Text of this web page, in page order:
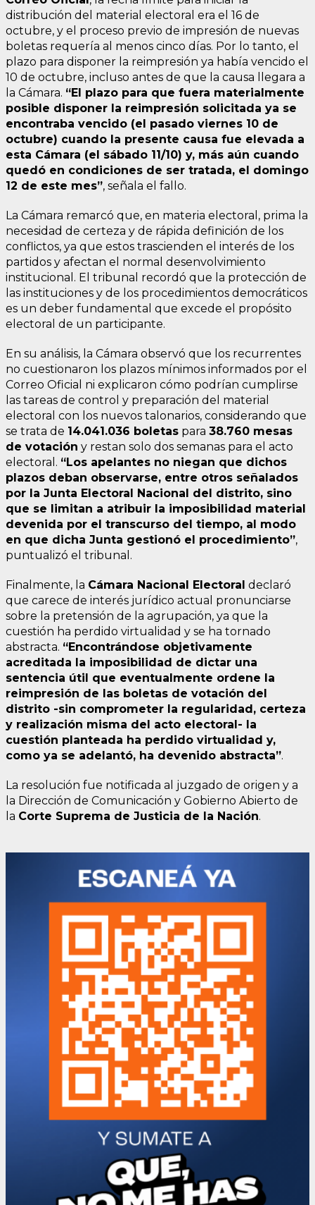
distribución del material electoral era el 16 de
octubre, y el proceso previo de impresión de nuevas
boletas requería al menos cinco días. Por lo tanto, el
plazo para disponer la reimpresión ya había vencido el
10 de octubre, incluso antes de que la causa llegara a
la Cámara. “El plazo para que fuera materialmente
posible disponer la reimpresión solicitada ya se
encontraba vencido (el pasado viernes 10 de
octubre) cuando la presente causa fue elevada a
esta Cámara (el sábado 11/10) y, más aún cuando
quedó en condiciones de ser tratada, el domingo
12 de este mes”, señala el fallo.
La Cámara remarcó que, en materia electoral, prima la
necesidad de certeza y de rápida definición de los
conflictos, ya que estos trascienden el interés de los
partidos y afectan el normal desenvolvimiento
institucional. El tribunal recordó que la protección de
las instituciones y de los procedimientos democráticos
es un deber fundamental que excede el propósito
electoral de un participante.
En su análisis, la Cámara observó que los recurrentes
no cuestionaron los plazos mínimos informados por el
Correo Oficial ni explicaron cómo podrían cumplirse
las tareas de control y preparación del material
electoral con los nuevos talonarios, considerando que
se trata de 14.041.036 boletas para 38.760 mesas
de votación y restan solo dos semanas para el acto
electoral. “Los apelantes no niegan que dichos
plazos deban observarse, entre otros señalados
por la Junta Electoral Nacional del distrito, sino
que se limitan a atribuir la imposibilidad material
devenida por el transcurso del tiempo, al modo
en que dicha Junta gestionó el procedimiento”,
puntualizó el tribunal.
Finalmente, la Cámara Nacional Electoral declaró
que carece de interés jurídico actual pronunciarse
sobre la pretensión de la agrupación, ya que la
cuestión ha perdido virtualidad y se ha tornado
abstracta. “Encontrándose objetivamente
acreditada la imposibilidad de dictar una
sentencia útil que eventualmente ordene la
reimpresión de las boletas de votación del
distrito -sin comprometer la regularidad, certeza
y realización misma del acto electoral- la
cuestión planteada ha perdido virtualidad y,
como ya se adelantó, ha devenido abstracta”.
La resolución fue notificada al juzgado de origen y a
la Dirección de Comunicación y Gobierno Abierto de
la Corte Suprema de Justicia de la Nación.